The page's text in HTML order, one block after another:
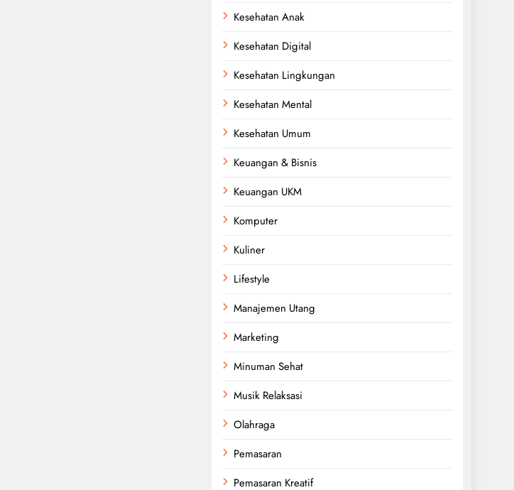
Kesehatan Anak
Kesehatan Digital
Kesehatan Lingkungan
Kesehatan Mental
Kesehatan Umum
Keuangan & Bisnis
Keuangan UKM
Komputer
Kuliner
Lifestyle
Manajemen Utang
Marketing
Minuman Sehat
Musik Relaksasi
Olahraga
Pemasaran
Pemasaran Kreatif